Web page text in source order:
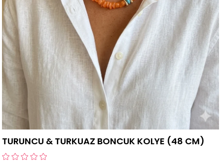
TURUNCU & TURKUAZ BONCUK KOLYE (48 CM)